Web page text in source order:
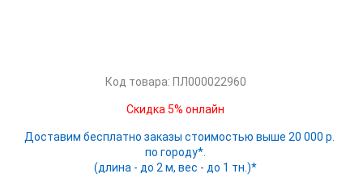
Код товара: ПЛ000022960
Скидка 5% онлайн
Доставим бесплатно заказы стоимостью выше 20 000 р.
по городу*.
(длина - до 2 м, вес - до 1 тн.)*